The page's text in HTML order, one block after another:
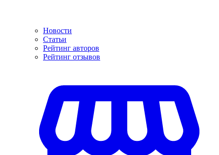
Новости
Статьи
Рейтинг авторов
Рейтинг отзывов